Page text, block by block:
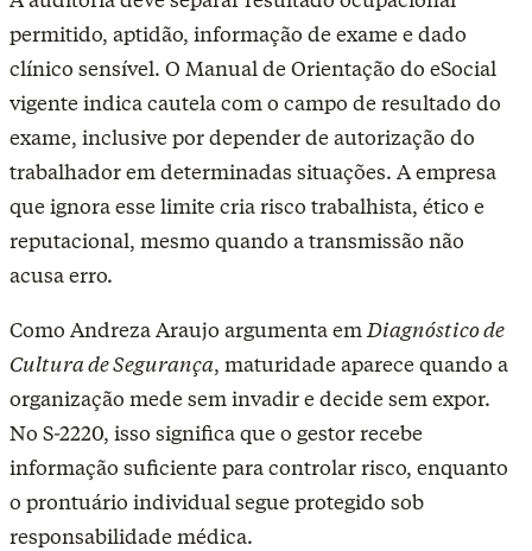
permitido, aptidão, informação de exame e dado
clínico sensível. O Manual de Orientação do eSocial
vigente indica cautela com o campo de resultado do
exame, inclusive por depender de autorização do
trabalhador em determinadas situações. A empresa
que ignora esse limite cria risco trabalhista, ético e
reputacional, mesmo quando a transmissão não
acusa erro.
Como Andreza Araujo argumenta em Diagnóstico de
Cultura de Segurança, maturidade aparece quando a
organização mede sem invadir e decide sem expor.
No S-2220, isso significa que o gestor recebe
informação suficiente para controlar risco, enquanto
o prontuário individual segue protegido sob
responsabilidade médica.